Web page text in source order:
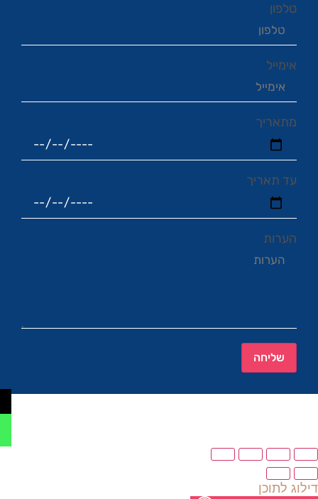
טלפון
אימייל
מתאריך
עד תאריך
הערות
שליחה
דילוג לתוכן